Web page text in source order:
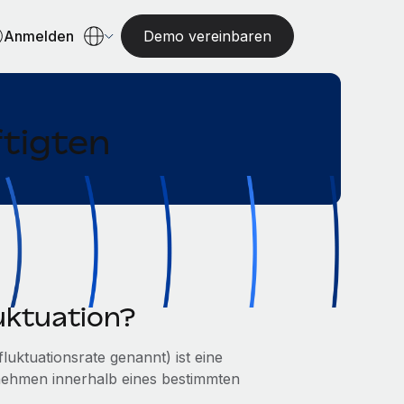
Anmelden Demo vereinbaren
genannt) ist eine
innerhalb eines bestimmten